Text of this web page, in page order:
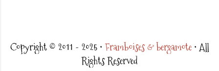
Copyright © 2011 - 2025 • Framboises & bergamote• All
Rights Reserved